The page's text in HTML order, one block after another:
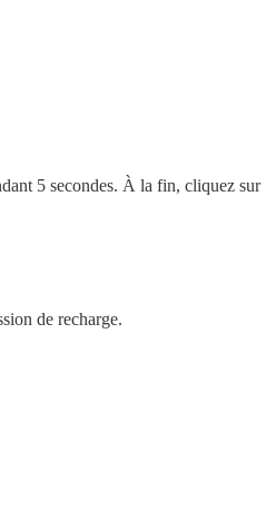
5 secondes. À la fin, cliquez sur
de recharge.